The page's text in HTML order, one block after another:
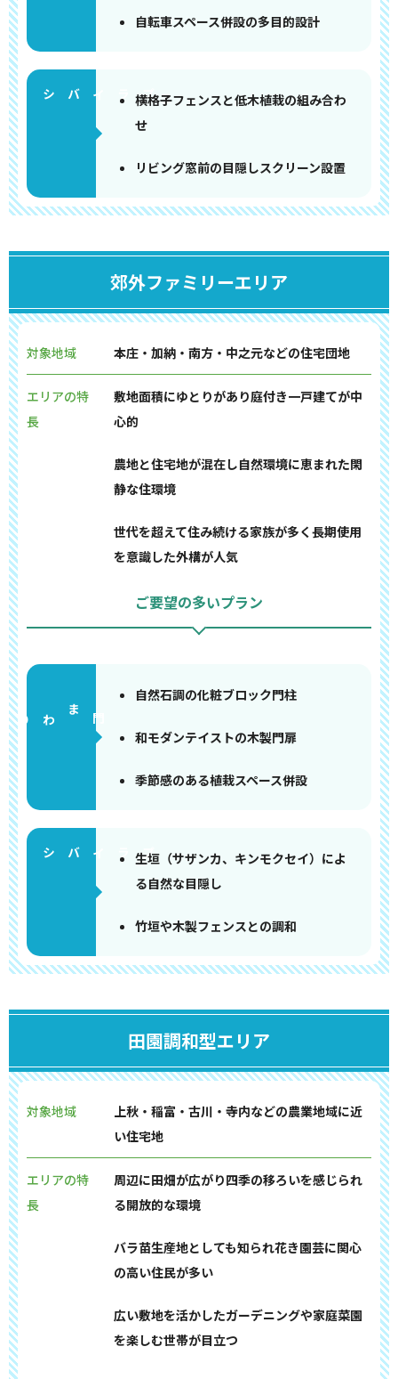
自転車スペース併設の多目的設計
横格子フェンスと低木植栽の組み合わ
せ
リビング窓前の目隠しスクリーン設置
郊外ファミリーエリア
対象地域 本庄・加納・南方・中之元などの住宅団地
エリアの特
長
敷地面積にゆとりがあり庭付き一戸建てが中
心的
農地と住宅地が混在し自然環境に恵まれた閑
静な住環境
世代を超えて住み続ける家族が多く長期使用
を意識した外構が人気
ご要望の多いプラン
門まわり
自然石調の化粧ブロック門柱
和モダンテイストの木製門扉
季節感のある植栽スペース併設
生垣（サザンカ、キンモクセイ）によ
る自然な目隠し
竹垣や木製フェンスとの調和
田園調和型エリア
対象地域
上秋・稲富・古川・寺内などの農業地域に近
い住宅地
エリアの特
長
周辺に田畑が広がり四季の移ろいを感じられ
る開放的な環境
バラ苗生産地としても知られ花き園芸に関心
の高い住民が多い
広い敷地を活かしたガーデニングや家庭菜園
を楽しむ世帯が目立つ